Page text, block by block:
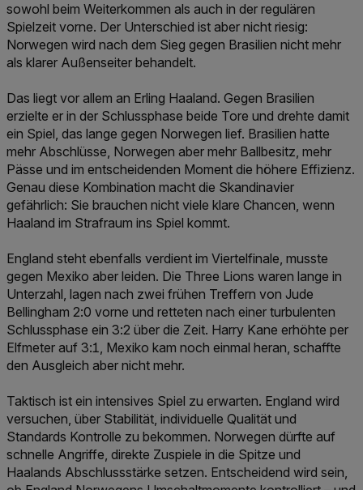
sowohl beim Weiterkommen als auch in der regulären
Spielzeit vorne. Der Unterschied ist aber nicht riesig:
Norwegen wird nach dem Sieg gegen Brasilien nicht mehr
als klarer Außenseiter behandelt.
Das liegt vor allem an Erling Haaland. Gegen Brasilien
erzielte er in der Schlussphase beide Tore und drehte damit
ein Spiel, das lange gegen Norwegen lief. Brasilien hatte
mehr Abschlüsse, Norwegen aber mehr Ballbesitz, mehr
Pässe und im entscheidenden Moment die höhere Effizienz.
Genau diese Kombination macht die Skandinavier
gefährlich: Sie brauchen nicht viele klare Chancen, wenn
Haaland im Strafraum ins Spiel kommt.
England steht ebenfalls verdient im Viertelfinale, musste
gegen Mexiko aber leiden. Die Three Lions waren lange in
Unterzahl, lagen nach zwei frühen Treffern von Jude
Bellingham 2:0 vorne und retteten nach einer turbulenten
Schlussphase ein 3:2 über die Zeit. Harry Kane erhöhte per
Elfmeter auf 3:1, Mexiko kam noch einmal heran, schaffte
den Ausgleich aber nicht mehr.
Taktisch ist ein intensives Spiel zu erwarten. England wird
versuchen, über Stabilität, individuelle Qualität und
Standards Kontrolle zu bekommen. Norwegen dürfte auf
schnelle Angriffe, direkte Zuspiele in die Spitze und
Haalands Abschlussstärke setzen. Entscheidend wird sein,